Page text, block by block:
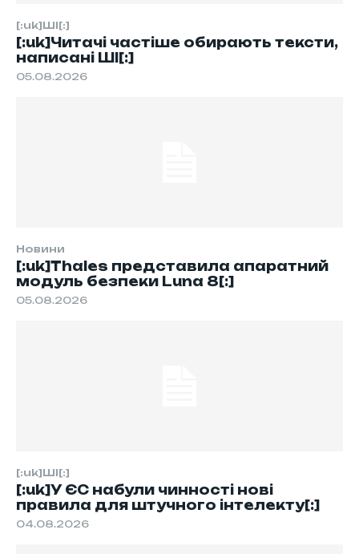
[:uk]ШІ[:]
[:uk]Читачі частіше обирають тексти,
написані ШІ[:]
05.08.2026
Новини
[:uk]Thales представила апаратний
модуль безпеки Luna 8[:]
05.08.2026
[:uk]ШІ[:]
[:uk]У ЄС набули чинності нові
правила для штучного інтелекту[:]
04.08.2026